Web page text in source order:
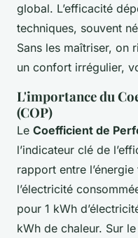
global. L’efficacité
techniques, souvent
Sans les maîtriser, on
un confort irrégulier,
L'importance du
(COP)
Le Coefficient de
l’indicateur clé de
rapport entre
l’électricité
pour 1 kWh
kWh de chaleur. Sur